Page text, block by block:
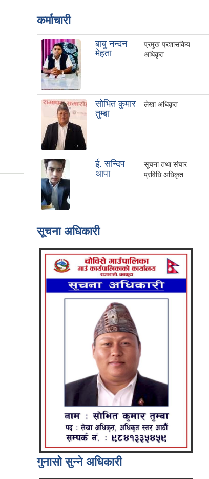
कर्माचारी
बाबु नन्दन
मेहता
प्रमुख प्रशासकिय
अधिकृत
साेभित कुमार
तुम्बा
लेखा अधिकृत
ई. सन्दिप
थापा
सूचना तथा संचार
प्रविधि अधिकृत
सूचना अधिकारी
गुनासो सुन्ने अधिकारी